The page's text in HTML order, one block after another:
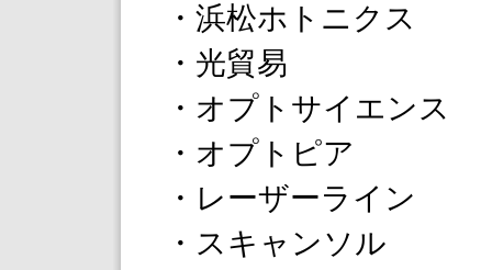
・浜松ホトニクス
・光貿易
・オプトサイエンス
・オプトピア
・レーザーライン
・スキャンソル